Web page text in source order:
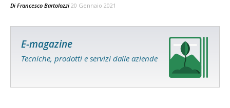
Di Francesco Bartolozzi 20 Gennaio 2021
E-magazine
Tecniche, prodotti e servizi dalle aziende